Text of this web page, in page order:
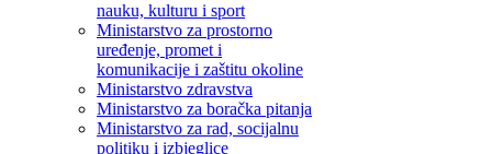
nauku, kulturu i sport
Ministarstvo za prostorno
uređenje, promet i
komunikacije i zaštitu okoline
Ministarstvo zdravstva
Ministarstvo za boračka pitanja
Ministarstvo za rad, socijalnu
politiku i izbjeglice